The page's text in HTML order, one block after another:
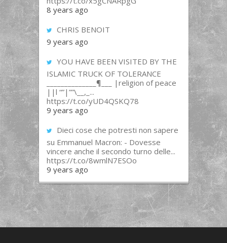
8 years ago
CHRIS BENOIT
9 years ago
YOU HAVE BEEN VISITED BY THE
ISLAMIC TRUCK OF TOLERANCE
______________¶___ |religion of peace
||l “”|””\__,_...
https://t.co/yUD4QSKQ78
9 years ago
Dieci cose che potresti non sapere
su Emmanuel Macron: - Dovesse
vincere anche il secondo turno delle...
https://t.co/8wmlN7ESOo
9 years ago